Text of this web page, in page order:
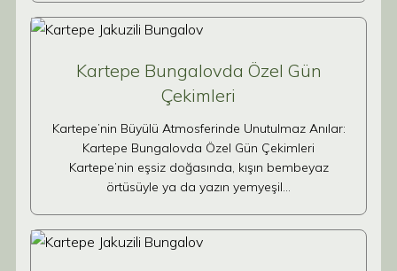
Kartepe Bungalovda Özel Gün
Çekimleri
Kartepe’nin Büyülü Atmosferinde Unutulmaz Anılar:
Kartepe Bungalovda Özel Gün Çekimleri
Kartepe’nin eşsiz doğasında, kışın bembeyaz
örtüsüyle ya da yazın yemyeşil…